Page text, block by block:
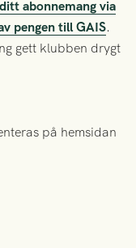
abonnemang via
pengen till GAIS.
gett klubben drygt
på hemsidan